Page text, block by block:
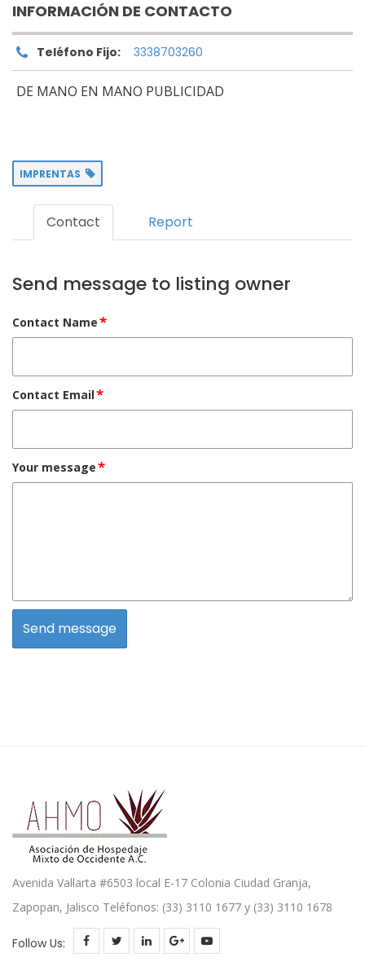
INFORMACIÓN DE CONTACTO
Teléfono Fijo: 3338703260
DE MANO EN MANO PUBLICIDAD
IMPRENTAS
Contact Report
Send message to listing owner
Contact Name*
Contact Email*
Your message*
Avenida Vallarta #6503 local E-17 Colonia Ciudad Granja,
Zapopan, Jalisco Teléfonos: (33) 3110 1677 y (33) 3110 1678
Follow Us: